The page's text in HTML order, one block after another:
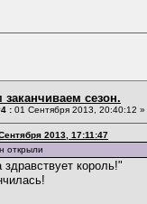
заканчиваем сезон.
: 01 Сентября 2013, 20:40:12 »
2013, 17:11:47
открыли
король!"